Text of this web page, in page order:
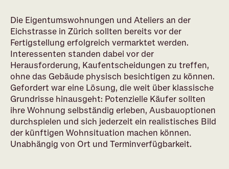
Die Eigentumswohnungen und Ateliers an der
Eichstrasse in Zürich sollten bereits vor der
Fertigstellung erfolgreich vermarktet werden.
Interessenten standen dabei vor der
Herausforderung, Kaufentscheidungen zu treffen,
ohne das Gebäude physisch besichtigen zu können.
Gefordert war eine Lösung, die weit über klassische
Grundrisse hinausgeht: Potenzielle Käufer sollten
ihre Wohnung selbständig erleben, Ausbauoptionen
durchspielen und sich jederzeit ein realistisches Bild
der künftigen Wohnsituation machen können.
Unabhängig von Ort und Terminverfügbarkeit.